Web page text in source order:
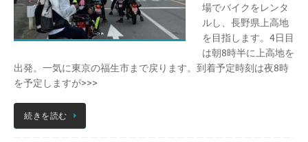
場でバイクをレンタ
ルし、長野県上高地
を目指します。4日目
は朝8時半に上高地を
出発。一気に東京の福生市まで戻ります。到着予定時刻は夜8時
を予定しますが>>>
続きを読む